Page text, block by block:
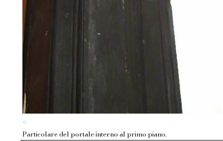
<
Particolare del portale interno al primo piano.